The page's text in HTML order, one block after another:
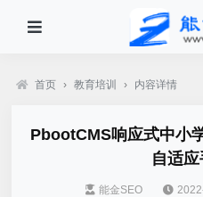
首页 › 教育培训 › 内容详情
PbootCMS响应式中小
自适
能金SEO